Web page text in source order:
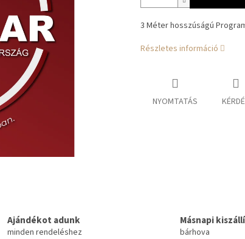
3 Méter hosszúságú
Részletes információ
NYOMTATÁS
Ajándékot adunk
minden rendeléshez
Másnapi
bárhova